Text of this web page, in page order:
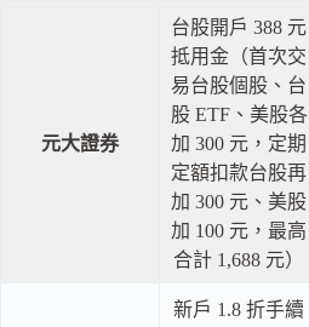
元大證券
台股開戶 388 元
抵用金（首次交
易台股個股、台
股 ETF、美股各
加 300 元，定期
定額扣款台股再
加 300 元、美股
加 100 元，最高
合計 1,688 元）
新戶 1.8 折手續